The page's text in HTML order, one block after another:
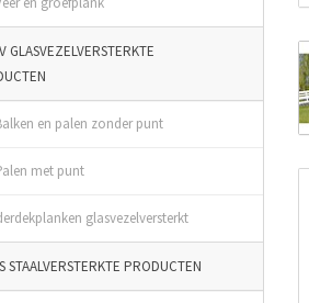
GLASVEZELVERSTERKTE
en palen zonder punt
met punt
glasvezelversterkt
STAALVERSTERKTE PRODUCTEN